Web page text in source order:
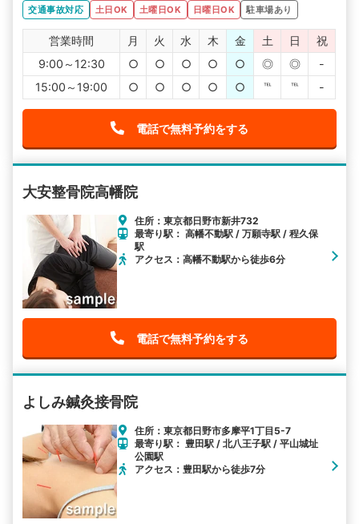
交通事故対応 土日OK 土曜日OK 日曜日OK 駐車場あり
営業時間 月 火 水 木 金 土 日
祝
9:00～12:30
○ ○ ○ ○ ○ ◎ ◎
-
15:00～19:00
○ ○ ○ ○ ○ ℡ ℡ -
電話で無料予約をする
大安整骨院高幡院
住所：東京都日野市新井732
最寄り駅： 高幡不動駅 / 万願寺駅 / 程久保
駅
アクセス：高幡不動駅から徒歩6分
電話で無料予約をする
よしみ鍼灸接骨院
住所：東京都日野市多摩平1丁目5-7
最寄り駅： 豊田駅 / 北八王子駅 / 平山城址
公園駅
アクセス：豊田駅から徒歩7分